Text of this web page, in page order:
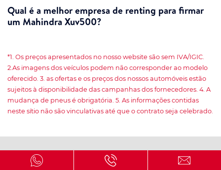
Qual é a melhor empresa de renting para firmar
um Mahindra Xuv500?
*1. Os preços apresentados no nosso website são sem IVA/IGIC.
2.As imagens dos veículos podem não corresponder ao modelo
oferecido. 3. as ofertas e os preços dos nossos automóveis estão
sujeitos à disponibilidade das campanhas dos fornecedores. 4. A
mudança de pneus é obrigatória. 5. As informações contidas
neste sítio não são vinculativas até que o contrato seja celebrado.